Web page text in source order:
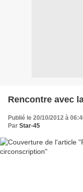
Rencontre avec
Publié le 20/10/2012 à
Par Star-45